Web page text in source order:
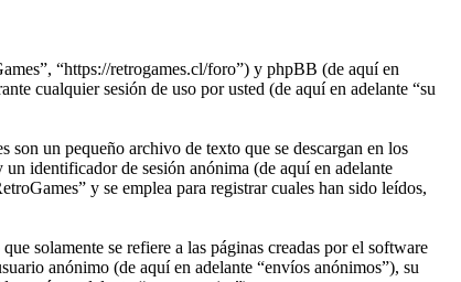
“https://retrogames.cl/foro”) y phpBB (de aquí en
cualquier sesión de uso por usted (de aquí en adelante “su
un pequeño archivo de texto que se descargan en los
identificador de sesión anónima (de aquí en adelante
y se emplea para registrar cuales han sido leídos,
solamente se refiere a las páginas creadas por el software
anónimo (de aquí en adelante “envíos anónimos”), su